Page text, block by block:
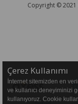
Copyright ©
Çerez Kullanımı
İnternet sitemizden en
ve kullanıcı deneyiminizi
kullanıyoruz. Cookie